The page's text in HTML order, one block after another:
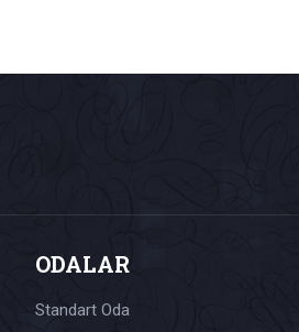
ODALAR
Standart Oda